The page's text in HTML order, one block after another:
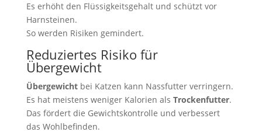
Es erhöht den Flüssigkeitsgehalt und schützt vor
Harnsteinen.
So werden Risiken gemindert.
Reduziertes Risiko für
Übergewicht
Übergewichtbei Katzen kann Nassfutter verringern.
Es hat meistens weniger Kalorien als Trockenfutter.
Das fördert die Gewichtskontrolle und verbessert
das Wohlbefinden.